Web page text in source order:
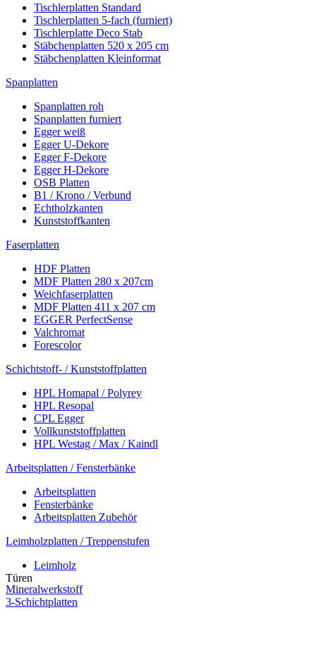
Tischlerplatten Standard
Tischlerplatten 5-fach (furniert)
Tischlerplatte Deco Stab
Stäbchenplatten 520 x 205 cm
Stäbchenplatten Kleinformat
Spanplatten
Spanplatten roh
Spanplatten furniert
Egger weiß
Egger U-Dekore
Egger F-Dekore
Egger H-Dekore
OSB Platten
B1 / Krono / Verbund
Echtholzkanten
Kunststoffkanten
Faserplatten
HDF Platten
MDF Platten 280 x 207cm
Weichfaserplatten
MDF Platten 411 x 207 cm
EGGER PerfectSense
Valchromat
Forescolor
Schichtstoff- / Kunststoffplatten
HPL Homapal / Polyrey
HPL Resopal
CPL Egger
Vollkunststoffplatten
HPL Westag / Max / Kaindl
Arbeitsplatten / Fensterbänke
Arbeitsplatten
Fensterbänke
Arbeitsplatten Zubehör
Leimholzplatten / Treppenstufen
Leimholz
Mineralwerkstoff
3-Schichtplatten
Türen